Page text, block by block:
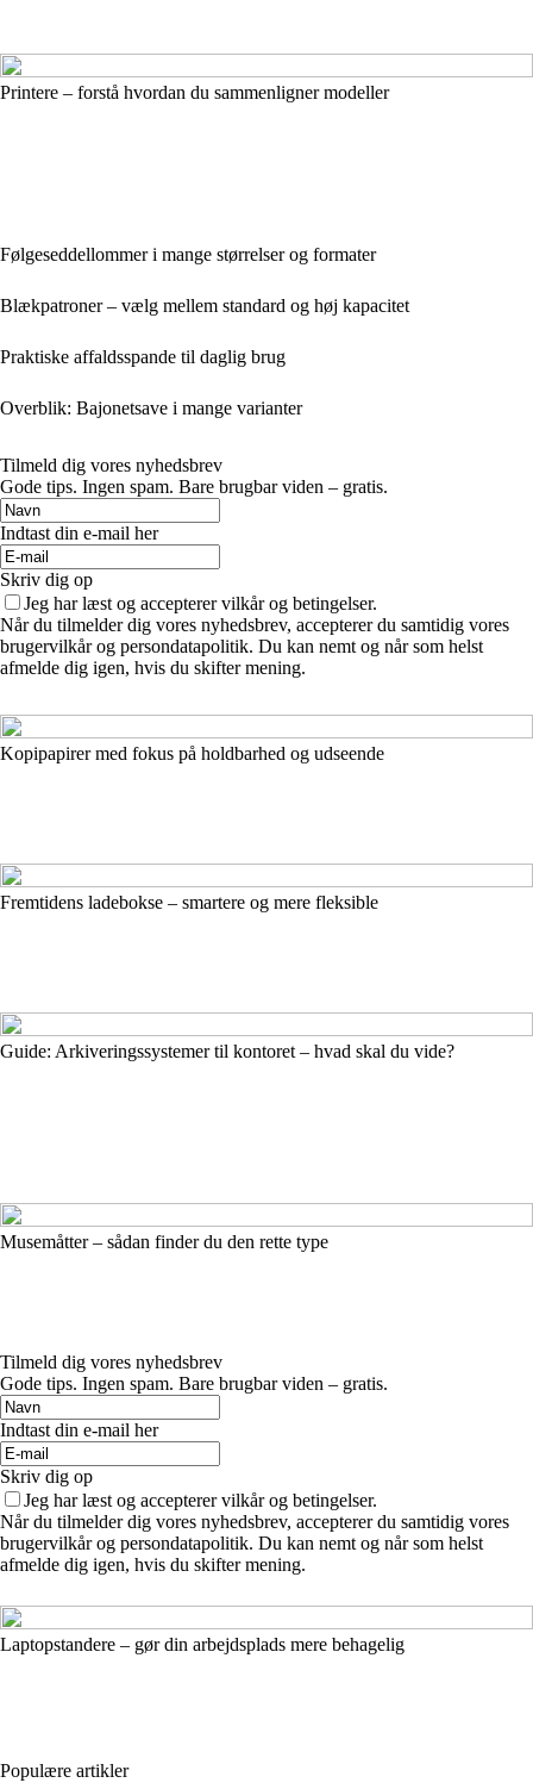
Printere – forstå hvordan du sammenligner modeller
Følgeseddellommer i mange størrelser og formater
Blækpatroner – vælg mellem standard og høj kapacitet
Praktiske affaldsspande til daglig brug
Overblik: Bajonetsave i mange varianter
Tilmeld dig vores nyhedsbrev
Gode tips. Ingen spam. Bare brugbar viden – gratis.
Indtast din e-mail her
Skriv dig op
Jeg har læst og accepterer vilkår og betingelser.
Når du tilmelder dig vores nyhedsbrev, accepterer du samtidig vores
brugervilkår og persondatapolitik. Du kan nemt og når som helst
afmelde dig igen, hvis du skifter mening.
Kopipapirer med fokus på holdbarhed og udseende
Fremtidens ladebokse – smartere og mere fleksible
Guide: Arkiveringssystemer til kontoret – hvad skal du vide?
Musemåtter – sådan finder du den rette type
Tilmeld dig vores nyhedsbrev
Gode tips. Ingen spam. Bare brugbar viden – gratis.
Indtast din e-mail her
Skriv dig op
Jeg har læst og accepterer vilkår og betingelser.
Når du tilmelder dig vores nyhedsbrev, accepterer du samtidig vores
brugervilkår og persondatapolitik. Du kan nemt og når som helst
afmelde dig igen, hvis du skifter mening.
Laptopstandere – gør din arbejdsplads mere behagelig
Populære artikler